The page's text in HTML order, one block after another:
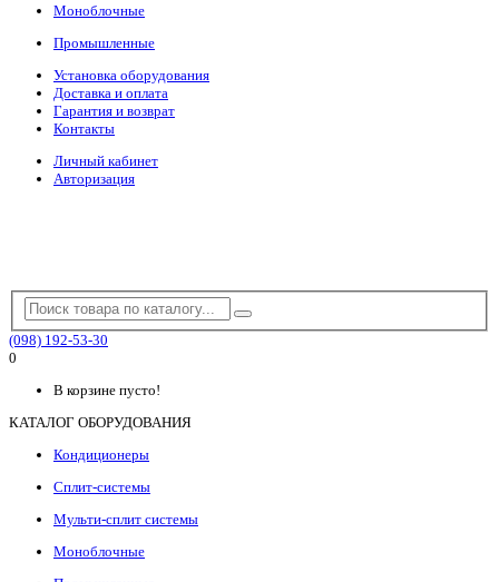
Моноблочные
Промышленные
Установка оборудования
Доставка и оплата
Гарантия и возврат
Контакты
Личный кабинет
Авторизация
(098) 192-53-30
0
В корзине пусто!
КАТАЛОГ ОБОРУДОВАНИЯ
Кондиционеры
Сплит-системы
Мульти-сплит системы
Моноблочные